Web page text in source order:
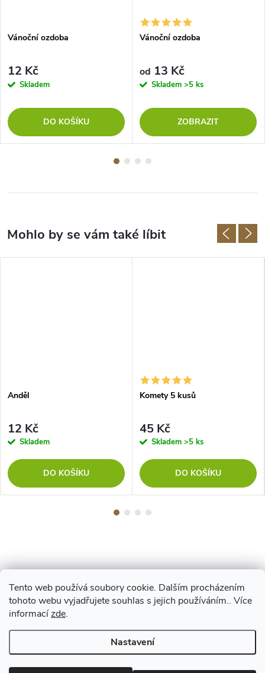
Tento web používá soubory cookie. Dalším procházením
tohoto webu vyjadřujete souhlas s jejich používáním.. Více
informacízde.
Nastavení
Vánoční ozdoba
12 Kč
Skladem
DO KOŠÍKU
Vánoční ozdoba
od 13 Kč
Skladem >5 ks
ZOBRAZIT
Anděl
12 Kč
Skladem
DO KOŠÍKU
Komety 5 kusů
45 Kč
Skladem >5 ks
DO KOŠÍKU
Z
á
pCopyright 2026www.vyrejeme.cz. Všechna práva vyhrazena.Upravit